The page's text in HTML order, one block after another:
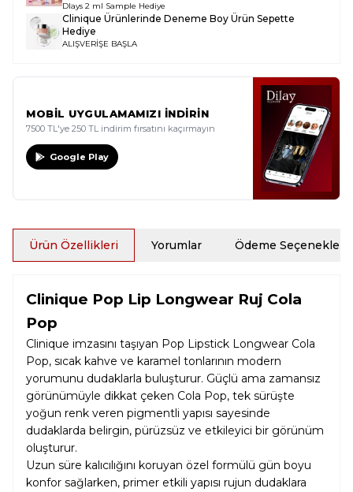
Dlays 2 ml Sample Hediye
Clinique Ürünlerinde Deneme Boy Ürün Sepette
Hediye
ALIŞVERİŞE BAŞLA
MOBİL UYGULAMAMIZI İNDİRİN
7500 TL'ye 250 TL indirim fırsatını kaçırmayın
Google Play
Ürün Özellikleri Yorumlar Ödeme Seçenekleri
Clinique Pop Lip Longwear Ruj Cola
Pop
Clinique imzasını taşıyan Pop Lipstick Longwear Cola
Pop, sıcak kahve ve karamel tonlarının modern
yorumunu dudaklarla buluşturur. Güçlü ama zamansız
görünümüyle dikkat çeken Cola Pop, tek sürüşte
yoğun renk veren pigmentli yapısı sayesinde
dudaklarda belirgin, pürüzsüz ve etkileyici bir görünüm
oluşturur.
Uzun süre kalıcılığını koruyan özel formülü gün boyu
konfor sağlarken, primer etkili yapısı rujun dudaklara